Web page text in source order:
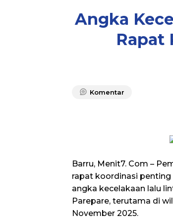
Angka
Rapat
Komentar
Barru, Menit7. Com –
rapat koordinasi
angka kecelakaan lalu
Parepare, terutama di
November 2025.